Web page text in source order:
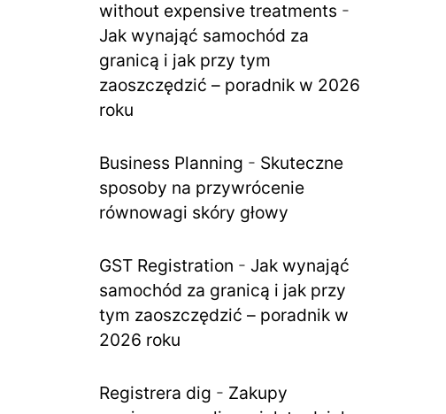
without expensive treatments -
Jak wynająć samochód za
granicą i jak przy tym
zaoszczędzić – poradnik w 2026
roku
Business Planning - Skuteczne
sposoby na przywrócenie
równowagi skóry głowy
GST Registration - Jak wynająć
samochód za granicą i jak przy
tym zaoszczędzić – poradnik w
2026 roku
Registrera dig - Zakupy